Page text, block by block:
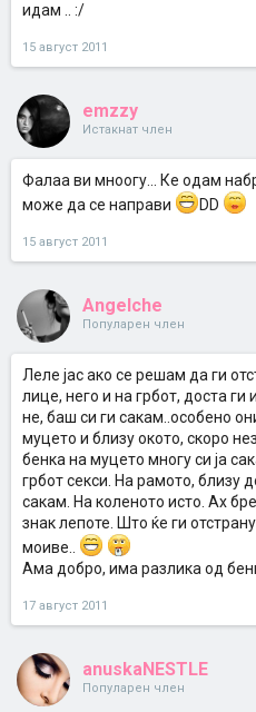
идам .. :/
15 август 2011
emzzy
Истакнат член
Фалаа ви мноогу... Ке одам
може да се направи
DD
15 август 2011
Angelche
Популарен член
Леле јас ако се решам да ги
лице, него и на грбот, доста
не, баш си ги сакам..особено
муцето и близу окото, скоро
бенка на муцето многу си ја
грбот секси. На рамото, близу
сакам. На коленото исто. Ах
знак лепоте. Што ќе ги
моиве..
Ама добро, има разлика од
17 август 2011
anuskaNESTLE
Популарен член